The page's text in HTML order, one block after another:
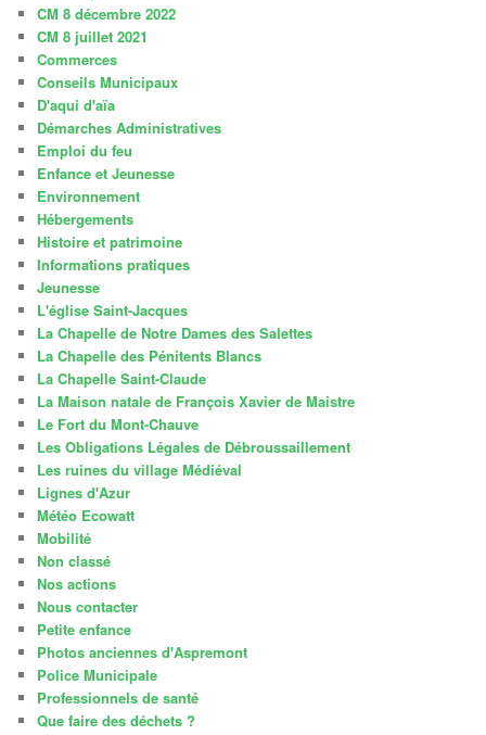
CM 8 décembre 2022
CM 8 juillet 2021
Commerces
Conseils Municipaux
D'aqui d'aïa
Démarches Administratives
Emploi du feu
Enfance et Jeunesse
Environnement
Hébergements
Histoire et patrimoine
Informations pratiques
Jeunesse
L'église Saint-Jacques
La Chapelle de Notre Dames des Salettes
La Chapelle des Pénitents Blancs
La Chapelle Saint-Claude
La Maison natale de François Xavier de Maistre
Le Fort du Mont-Chauve
Les Obligations Légales de Débroussaillement
Les ruines du village Médiéval
Lignes d'Azur
Météo Ecowatt
Mobilité
Non classé
Nos actions
Nous contacter
Petite enfance
Photos anciennes d'Aspremont
Police Municipale
Professionnels de santé
Que faire des déchets ?